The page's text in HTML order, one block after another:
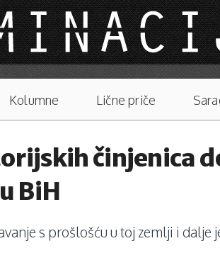
Kolumne Lične priče
činjenica
BiH
s prošlošću u toj zemlji i dalje